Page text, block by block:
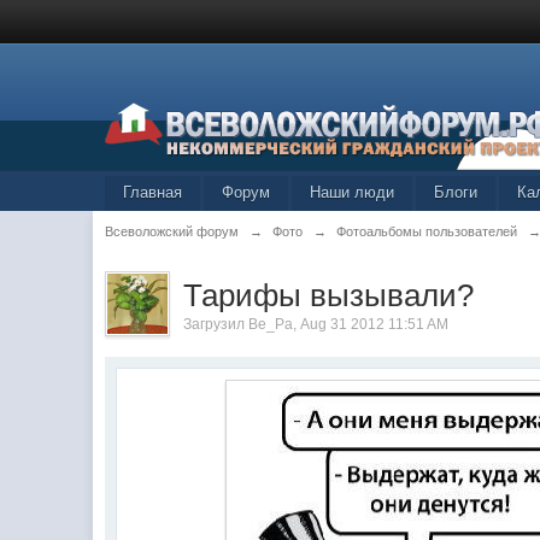
Главная Форум Наши люди Блоги
Всеволожский форум → Фото → Фотоальбомы пользователей
Тарифы вызывали?
Загрузил Ве_Ра, Aug 31 2012 11:51 AM